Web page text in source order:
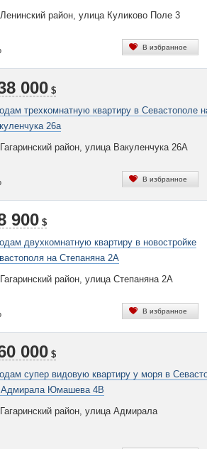
район, улица Куликово Поле 3
В избранное
000 $
трехкомнатную квартиру в Севастополе
26а
район, улица Вакуленчука 26А
В избранное
900 $
двухкомнатную квартиру в новостройке
на Степаняна 2А
район, улица Степаняна 2А
В избранное
000 $
супер видовую квартиру у моря в
Адмирала Юмашева 4В
район, улица Адмирала